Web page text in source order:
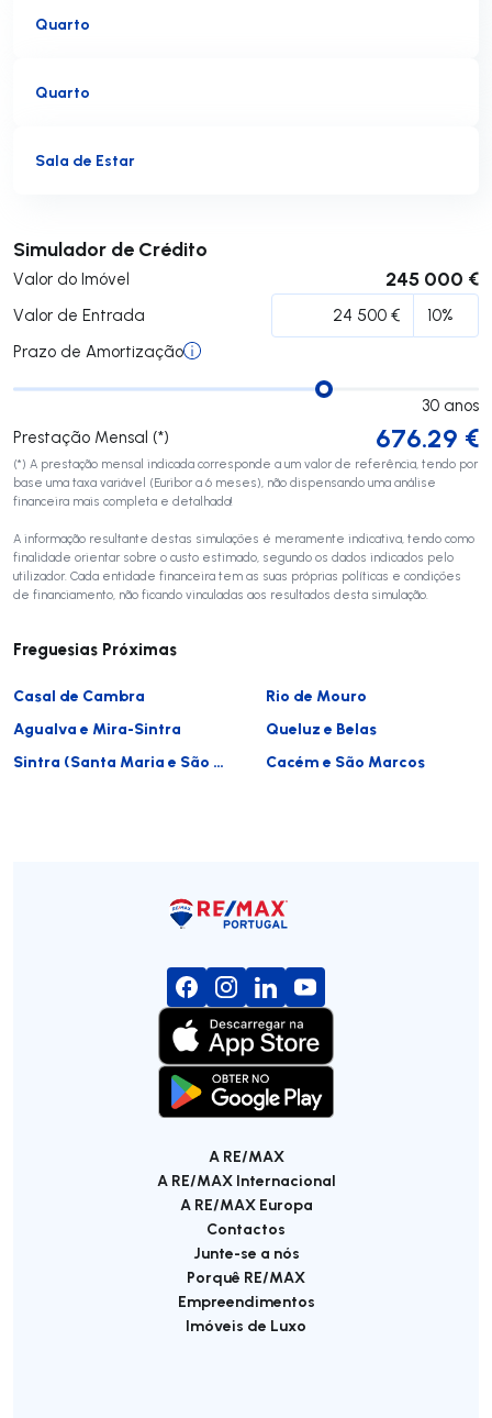
Quarto
Quarto
Sala de Estar
Simulador de Crédito
Valor do Imóvel 245 000 €
Valor de Entrada
Prazo de Amortização
30 anos
Prestação Mensal (*)
676.29 €
(*) A prestação mensal indicada corresponde a um valor de referência, tendo por
base uma taxa variável (Euribor a 6 meses), não dispensando uma análise
financeira mais completa e detalhada!
A informação resultante destas simulações é meramente indicativa, tendo como
finalidade orientar sobre o custo estimado, segundo os dados indicados pelo
utilizador. Cada entidade financeira tem as suas próprias políticas e condições
de financiamento, não ficando vinculadas aos resultados desta simulação.
Submeter
Freguesias Próximas
Casal de Cambra
Rio de Mouro
Agualva e Mira-Sintra
Queluz e Belas
Sintra (Santa Maria e São Miguel, São Martinho e São Pedro de Penaferrim)
Cacém e São Marcos
A RE/MAX
A RE/MAX Internacional
A RE/MAX Europa
Contactos
Junte-se a nós
Porquê RE/MAX
Empreendimentos
Imóveis de Luxo